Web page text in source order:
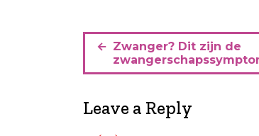
i
Zwanger? Dit zijn de
Leave a Reply